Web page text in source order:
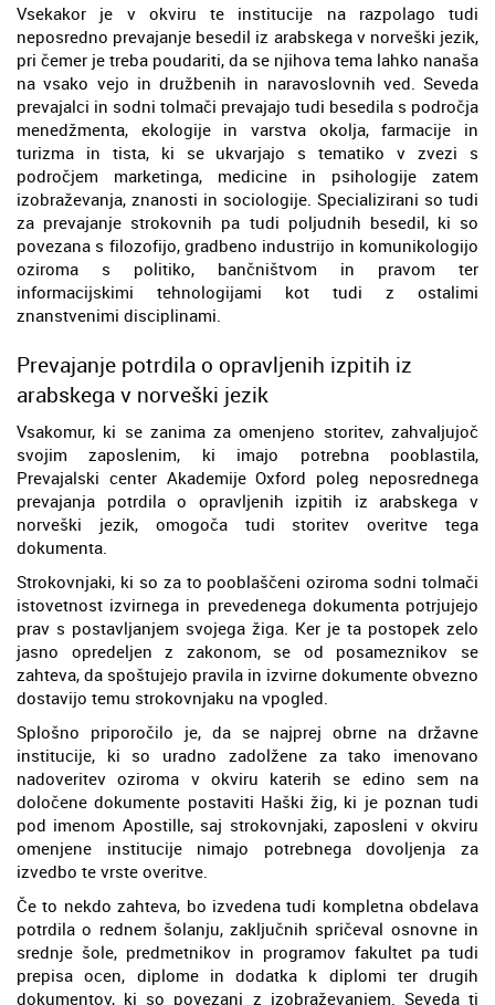
Vsekakor je v okviru te institucije na razpolago tudi
neposredno prevajanje besedil iz arabskega v norveški jezik,
pri čemer je treba poudariti, da se njihova tema lahko nanaša
na vsako vejo in družbenih in naravoslovnih ved. Seveda
prevajalci in sodni tolmači prevajajo tudi besedila s področja
menedžmenta, ekologije in varstva okolja, farmacije in
turizma in tista, ki se ukvarjajo s tematiko v zvezi s
področjem marketinga, medicine in psihologije zatem
izobraževanja, znanosti in sociologije. Specializirani so tudi
za prevajanje strokovnih pa tudi poljudnih besedil, ki so
povezana s filozofijo, gradbeno industrijo in komunikologijo
oziroma s politiko, bančništvom in pravom ter
informacijskimi tehnologijami kot tudi z ostalimi
znanstvenimi disciplinami.
Prevajanje potrdila o opravljenih izpitih iz
arabskega v norveški jezik
Vsakomur, ki se zanima za omenjeno storitev, zahvaljujoč
svojim zaposlenim, ki imajo potrebna pooblastila,
Prevajalski center Akademije Oxford poleg neposrednega
prevajanja potrdila o opravljenih izpitih iz arabskega v
norveški jezik, omogoča tudi storitev overitve tega
dokumenta.
Strokovnjaki, ki so za to pooblaščeni oziroma sodni tolmači
istovetnost izvirnega in prevedenega dokumenta potrjujejo
prav s postavljanjem svojega žiga. Ker je ta postopek zelo
jasno opredeljen z zakonom, se od posameznikov se
zahteva, da spoštujejo pravila in izvirne dokumente obvezno
dostavijo temu strokovnjaku na vpogled.
Splošno priporočilo je, da se najprej obrne na državne
institucije, ki so uradno zadolžene za tako imenovano
nadoveritev oziroma v okviru katerih se edino sem na
določene dokumente postaviti Haški žig, ki je poznan tudi
pod imenom Apostille, saj strokovnjaki, zaposleni v okviru
omenjene institucije nimajo potrebnega dovoljenja za
izvedbo te vrste overitve.
Če to nekdo zahteva, bo izvedena tudi kompletna obdelava
potrdila o rednem šolanju, zaključnih spričeval osnovne in
srednje šole, predmetnikov in programov fakultet pa tudi
prepisa ocen, diplome in dodatka k diplomi ter drugih
dokumentov, ki so povezani z izobraževanjem. Seveda ti